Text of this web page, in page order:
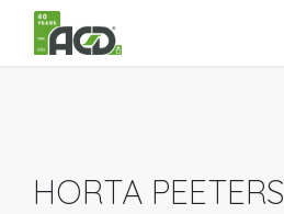
HORTA PEETERS